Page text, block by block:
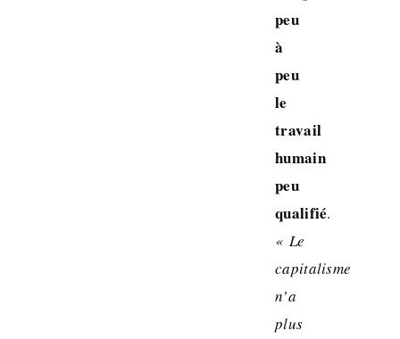
peu
à
peu
le
travail
humain
peu
qualifié.
« Le
capitalisme
n’a
plus